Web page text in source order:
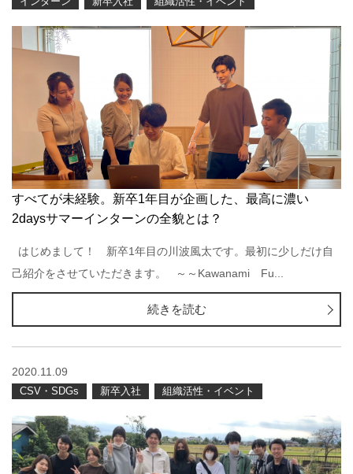
すべてが未経験。新卒1年目が企画した、最高に濃い
2daysサマーインターンの全貌とは？
はじめまして！ 新卒1年目の川波風太です。最初に少しだけ自
己紹介をさせていただきます。 ～～Kawanami Fu...
続きを読む
2020.11.09
CSV・SDGs 新卒入社 組織活性・イベント